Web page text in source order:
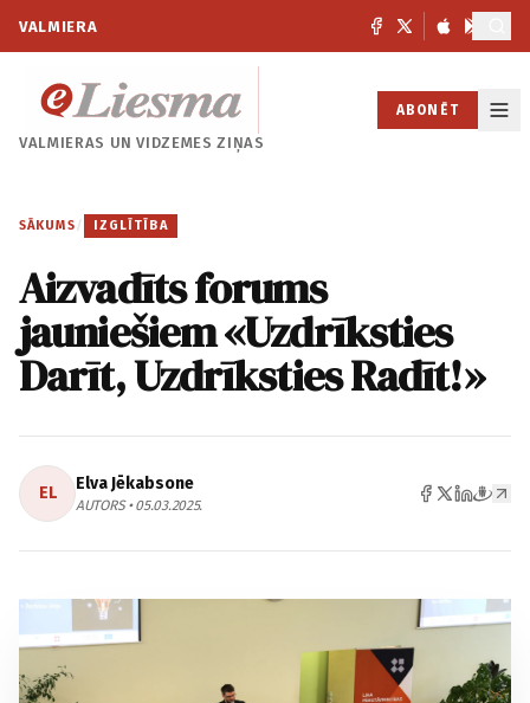
VALMIERA
VALMIERAS UNVIDZEMES ZIŅAS
ABONĒT
SĀKUMS / IZGLĪTĪBA
Aizvadīts forums
jauniešiem «Uzdrīksties
Darīt, Uzdrīksties Radīt!»
EL Elva Jēkabsone
AUTORS • 05.03.2025.